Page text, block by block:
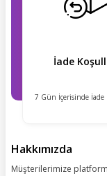
İade
7 Gün İçerisinde İade
Hakkımızda
Müşterilerimize